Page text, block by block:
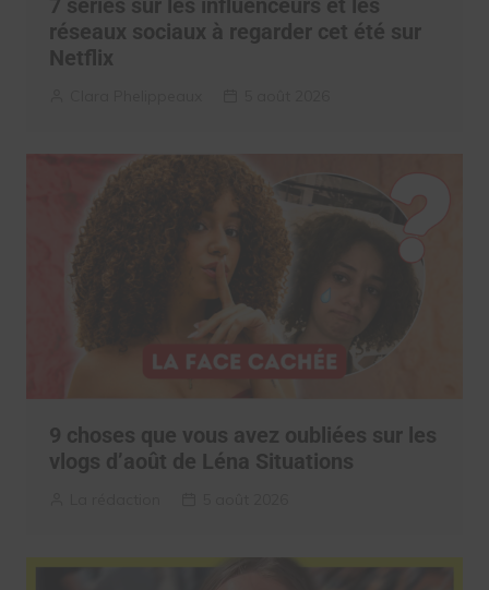
réseaux sociaux à regarder cet été sur
Netflix
9 choses que vous avez oubliées sur les
vlogs d’août de Léna Situations